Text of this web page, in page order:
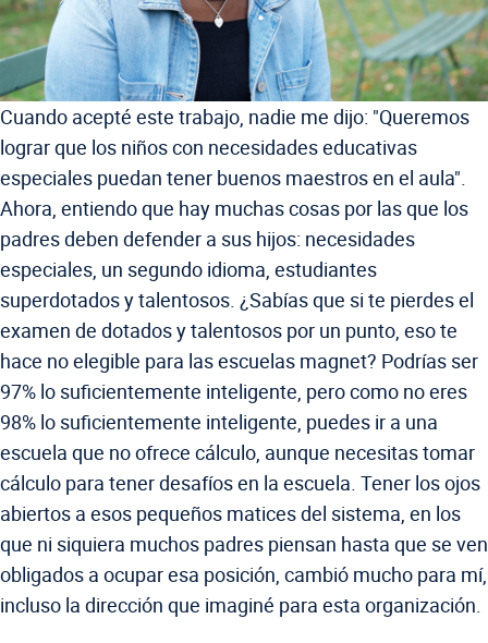
Cuando acepté este trabajo, nadie me dijo: "Queremos
lograr que los niños con necesidades educativas
especiales puedan tener buenos maestros en el aula".
Ahora, entiendo que hay muchas cosas por las que los
padres deben defender a sus hijos: necesidades
especiales, un segundo idioma, estudiantes
superdotados y talentosos. ¿Sabías que si te pierdes el
examen de dotados y talentosos por un punto, eso te
hace no elegible para las escuelas magnet? Podrías ser
97% lo suficientemente inteligente, pero como no eres
98% lo suficientemente inteligente, puedes ir a una
escuela que no ofrece cálculo, aunque necesitas tomar
cálculo para tener desafíos en la escuela. Tener los ojos
abiertos a esos pequeños matices del sistema, en los
que ni siquiera muchos padres piensan hasta que se ven
obligados a ocupar esa posición, cambió mucho para mí,
incluso la dirección que imaginé para esta organización.